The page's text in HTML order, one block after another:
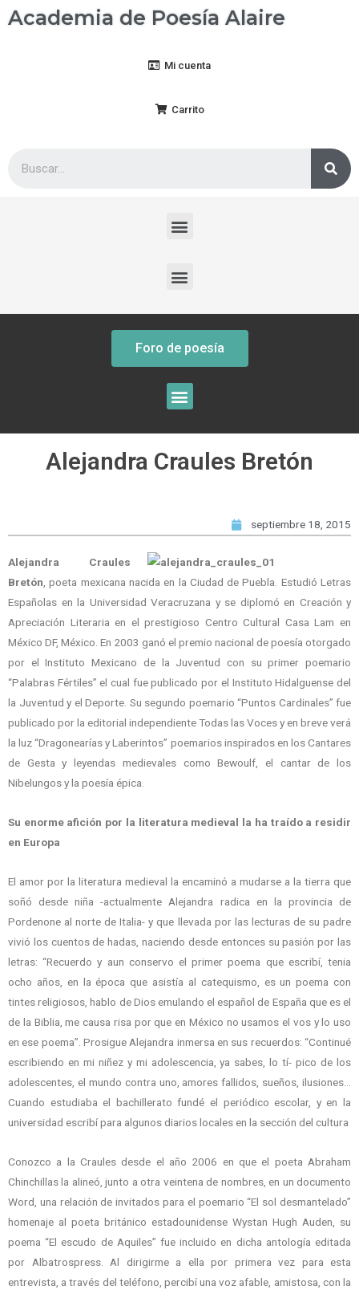
Academia de Poesía Alaire
Mi cuenta
Carrito
Foro de poesía
Alejandra Craules Bretón
septiembre 18, 2015
Alejandra Craules
Bretón, poeta mexicana nacida en la Ciudad de Puebla. Estudió Letras
Españolas en la Universidad Veracruzana y se diplomó en Creación y
Apreciación Literaria en el prestigioso Centro Cultural Casa Lam en
México DF, México. En 2003 ganó el premio nacional de poesía otorgado
por el Instituto Mexicano de la Juventud con su primer poemario
“Palabras Fértiles” el cual fue publicado por el Instituto Hidalguense del
la Juventud y el Deporte. Su segundo poemario “Puntos Cardinales” fue
publicado por la editorial independiente Todas las Voces y en breve verá
la luz “Dragonearías y Laberintos” poemarios inspirados en los Cantares
de Gesta y leyendas medievales como Bewoulf, el cantar de los
Nibelungos y la poesía épica.
Su enorme afición por la literatura medieval la ha traído a residir
en Europa
El amor por la literatura medieval la encaminó a mudarse a la tierra que
soñó desde niña -actualmente Alejandra radica en la provincia de
Pordenone al norte de Italia- y que llevada por las lecturas de su padre
vivió los cuentos de hadas, naciendo desde entonces su pasión por las
letras: “Recuerdo y aun conservo el primer poema que escribí, tenia
ocho años, en la época que asistía al catequismo, es un poema con
tintes religiosos, hablo de Dios emulando el español de España que es el
de la Biblia, me causa risa por que en México no usamos el vos y lo uso
en ese poema”. Prosigue Alejandra inmersa en sus recuerdos: “Continué
escribiendo en mi niñez y mi adolescencia, ya sabes, lo tí- pico de los
adolescentes, el mundo contra uno, amores fallidos, sueños, ilusiones…
Cuando estudiaba el bachillerato fundé el periódico escolar, y en la
universidad escribí para algunos diarios locales en la sección del cultura
Conozco a la Craules desde el año 2006 en que el poeta Abraham
Chinchillas la alineó, junto a otra veintena de nombres, en un documento
Word, una relación de invitados para el poemario “El sol desmantelado”
homenaje al poeta británico estadounidense Wystan Hugh Auden, su
poema “El escudo de Aquiles” fue incluido en dicha antología editada
por Albatrospress. Al dirigirme a ella por primera vez para esta
entrevista, a través del teléfono, percibí una voz afable, amistosa, con la